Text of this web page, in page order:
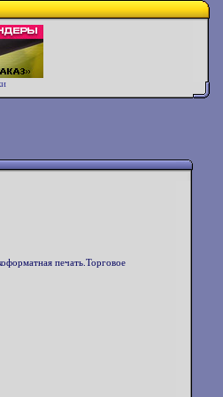
печать.Торговое